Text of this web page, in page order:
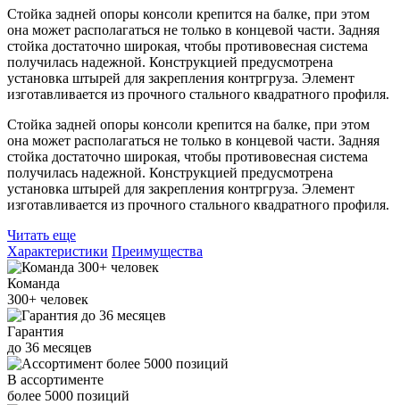
Стойка задней опоры консоли крепится на балке, при этом
она может располагаться не только в концевой части. Задняя
стойка достаточно широкая, чтобы противовесная система
получилась надежной. Конструкцией предусмотрена
установка штырей для закрепления контргруза. Элемент
изготавливается из прочного стального квадратного профиля.
Стойка задней опоры консоли крепится на балке, при этом
она может располагаться не только в концевой части. Задняя
стойка достаточно широкая, чтобы противовесная система
получилась надежной. Конструкцией предусмотрена
установка штырей для закрепления контргруза. Элемент
изготавливается из прочного стального квадратного профиля.
Читать еще
Характеристики Преимущества
Команда
300+ человек
Гарантия
до 36 месяцев
В ассортименте
более 5000 позиций